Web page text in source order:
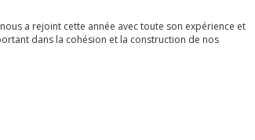
a rejoint cette année avec toute son expérience et
dans la cohésion et la construction de nos